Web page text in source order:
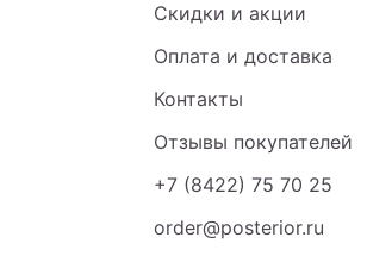
Скидки и акции
Оплата и доставка
Контакты
Отзывы покупателей
+7 (8422) 75 70 25
order@posterior.ru